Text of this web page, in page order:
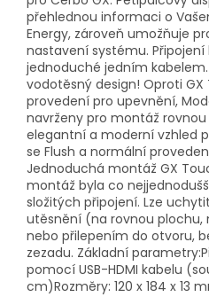
přehlednou informaci o
Energy, zároveň umožňuje
nastavení systému. Připojení
jednoduché jedním
vodotěsný design! Oproti
provedení pro upevnění,
navrženy pro montáž
elegantní a moderní vzhled
se Flush a normální
Jednoduchá montáž GX
montáž byla co
složitých připojení. Lze
utěsnění (na rovnou plochu,
nebo přilepením do otvoru,
zezadu. Základní
pomocí USB-HDMI kabelu
cm)Rozměry: 120 x 184 x 13